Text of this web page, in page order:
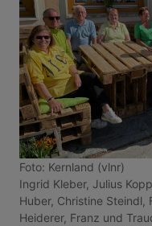
Foto: Kernland (vlnr)
Ingrid Kleber, Julius
Huber, Christine Steindl,
Heiderer, Franz und